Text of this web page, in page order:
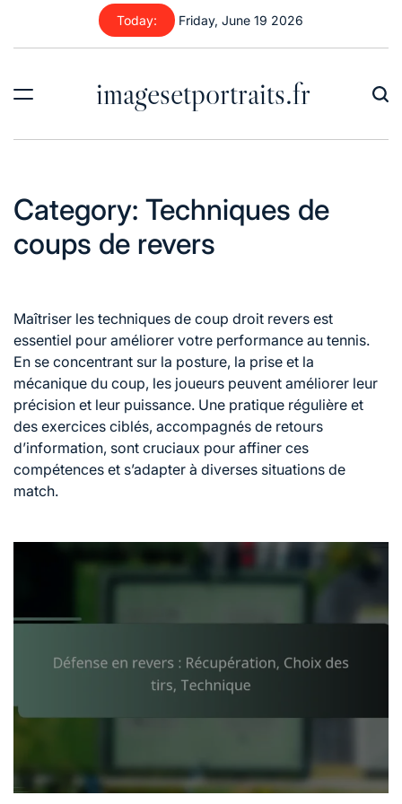
content
Today: Friday, June 19 2026
imagesetportraits.fr
Category: Techniques de
coups de revers
Maîtriser les techniques de coup droit revers est
essentiel pour améliorer votre performance au tennis.
En se concentrant sur la posture, la prise et la
mécanique du coup, les joueurs peuvent améliorer leur
précision et leur puissance. Une pratique régulière et
des exercices ciblés, accompagnés de retours
d’information, sont cruciaux pour affiner ces
compétences et s’adapter à diverses situations de
match.